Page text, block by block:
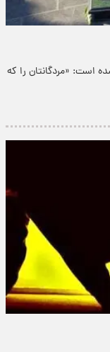
است: «مردگانتان را که